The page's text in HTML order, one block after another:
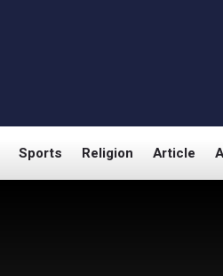
Sports Religion Article